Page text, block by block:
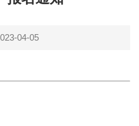
04-05